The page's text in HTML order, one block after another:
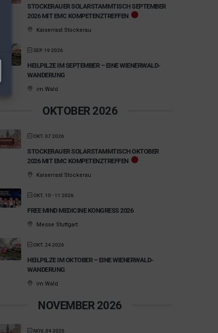
STOCKERAUER SOLARSTAMMTISCH SEPTEMBER
2026 MIT EMC KOMPETENZTREFFEN
Kaiserrast Stockerau
SEP. 19 2026
HEILPILZE IM SEPTEMBER – EINE WIENERWALD-
WANDERUNG
im Wald
OKTOBER 2026
OKT. 07 2026
STOCKERAUER SOLARSTAMMTISCH OKTOBER
2026 MIT EMC KOMPETENZTREFFEN
Kaiserrast Stockerau
OKT. 10 - 11 2026
FREE MIND MEDICINE KONGRESS 2026
Messe Stuttgart
OKT. 24 2026
HEILPILZE IM OKTOBER – EINE WIENERWALD-
WANDERUNG
im Wald
NOVEMBER 2026
NOV. 04 2026